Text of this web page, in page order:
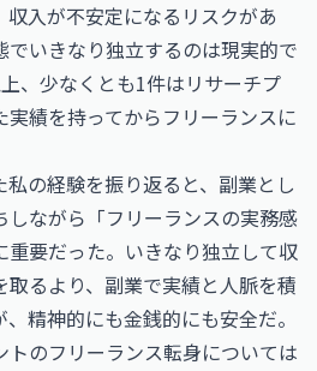
入が不安定になるリスクがあ
でいきなり独立するのは現実的で
、少なくとも1件はリサーチプ
実績を持ってからフリーランスに
の経験を振り返ると、副業とし
しながら「フリーランスの実務感
重要だった。いきなり独立して収
るより、副業で実績と人脈を積
精神的にも金銭的にも安全だ。
トのフリーランス転身については